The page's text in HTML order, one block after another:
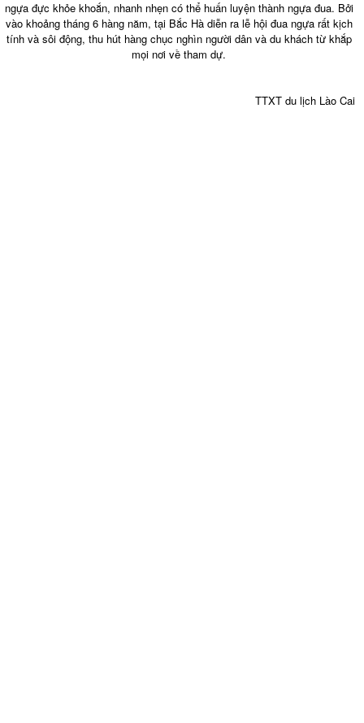
ngựa đực khỏe khoắn, nhanh nhẹn có thể huấn luyện thành ngựa đua. Bởi
vào khoảng tháng 6 hàng năm, tại Bắc Hà diễn ra lễ hội đua ngựa rất kịch
tính và sôi động, thu hút hàng chục nghìn người dân và du khách từ khắp
mọi nơi về tham dự.
TTXT du lịch Lào Cai